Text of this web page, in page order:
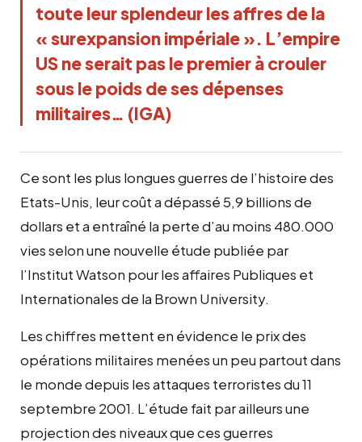
toute leur splendeur les affres de la
« surexpansion impériale ». L’empire
US ne serait pas le premier à crouler
sous le poids de ses dépenses
militaires… (IGA)
Ce sont les plus longues guerres de l’histoire des
Etats-Unis, leur coût a dépassé 5,9 billions de
dollars et a entraîné la perte d’au moins 480.000
vies selon une nouvelle étude publiée par
l’Institut Watson pour les affaires Publiques et
Internationales de la Brown University.
Les chiffres mettent en évidence le prix des
opérations militaires menées un peu partout dans
le monde depuis les attaques terroristes du 11
septembre 2001. L’étude fait par ailleurs une
projection des niveaux que ces guerres